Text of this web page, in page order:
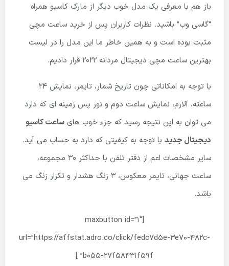
باز هم با معرفی یک مدل خوب دیگر از مارک کاسیو همراه
“گاسی وب” باشید. نظرات کاربران پس از خرید ساعت مچی
مثبت بوده است و به همین خاطر ما این مدل را در لیست
بهترین ساعت مچی دیجیتال مردانه 2022 قرار دادیم.
با توجه به امکاناتی چون تاریخ شمار، تایمر، نمایش 24
ساعته، آلارم، نمایش ساعت دوم و نور پس زمینه ای که دارد
می توان به این نتیجه رسید که جزء خوب های ساعت کاسیو
دیجیتال جدید با توجه به کیفیتی که دارد به حساب می آید.
سایر مشخصات اعم از دفتر تلفن با حداکثر 30 مجموعه،
ساعت جهانی، تایمر معکوس، 3 زنگ هشدار و تکرار زنگ می
باشد.
[maxbutton id=”1″
url=”https://affstat.adro.co/click/fedc7d5e-3e70-482c-
b055-27f58431f59f” ]